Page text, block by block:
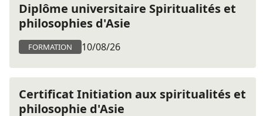
Diplôme universitaire Spiritualités et
philosophies d'Asie
FORMATION 10/08/26
Certificat Initiation aux spiritualités et
philosophie d'Asie